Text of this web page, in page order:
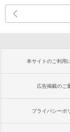
本サイトのご利用
広告掲載のご
プライバシーポ